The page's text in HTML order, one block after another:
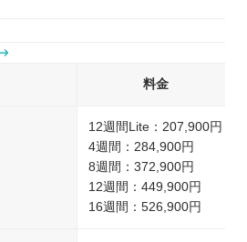
料金
12週間Lite：207,900円
4週間：284,900円
8週間：372,900円
12週間：449,900円
16週間：526,900円